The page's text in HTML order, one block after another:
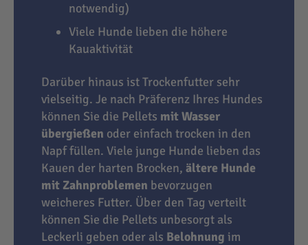
notwendig)
Viele Hunde lieben die höhere
Kauaktivität
Darüber hinaus ist Trockenfutter sehr
vielseitig. Je nach Präferenz Ihres Hundes
können Sie die Pellets mit Wasser
übergießen oder einfach trocken in den
Napf füllen. Viele junge Hunde lieben das
Kauen der harten Brocken, ältere Hunde
mit Zahnproblemen bevorzugen
weicheres Futter. Über den Tag verteilt
können Sie die Pellets unbesorgt als
Leckerli geben oder als Belohnung im